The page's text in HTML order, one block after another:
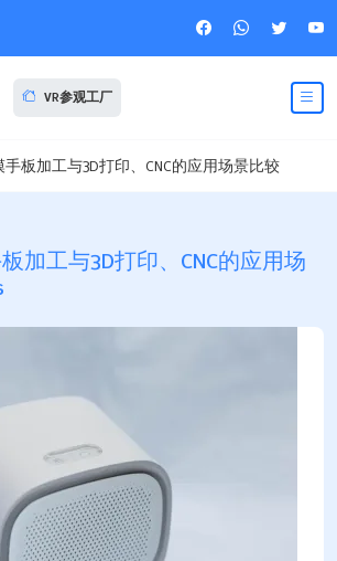
VR参观工厂
板加工与3D打印、CNC的应用场景比较
加工与3D打印、CNC的应用场